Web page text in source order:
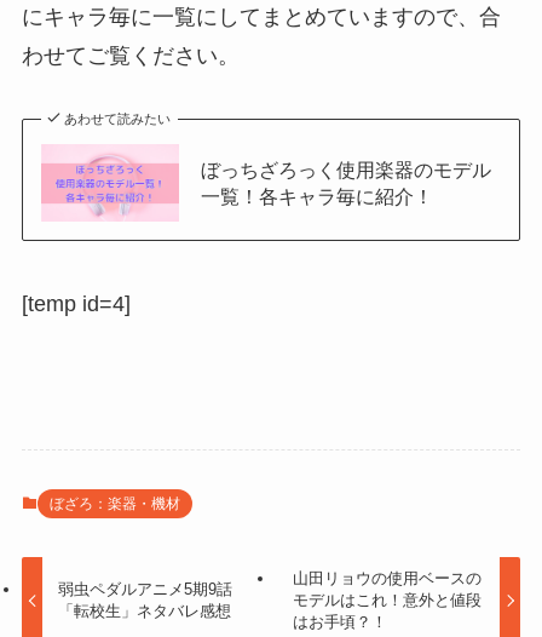
にキャラ毎に一覧にしてまとめていますので、合
わせてご覧ください。
あわせて読みたい
ぼっちざろっく使用楽器のモデル
一覧！各キャラ毎に紹介！
[temp id=4]
ぼざろ：楽器・機材
弱虫ペダルアニメ5期9話
「転校生」ネタバレ感想
山田リョウの使用ベースの
モデルはこれ！意外と値段
はお手頃？！